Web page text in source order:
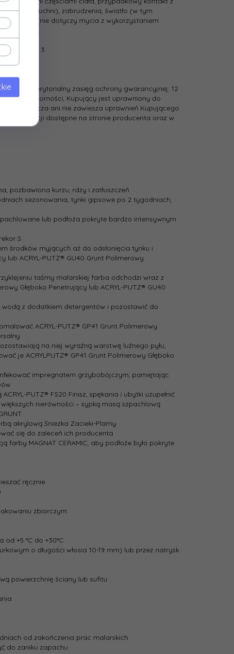
(np. w kuchni), zabrudzenia, światło (w tym
­C-­81913 (nie dotyczy mycia z wykorzystaniem
stopień 3.
trwania i terytorialny zasięg ochrony gwarancyjnej: 12
plamoodporności, Kupujący jest uprawniony do
nie ogranicza ani nie zawiesza uprawnień Kupującego
gwarancji dostępne na stronie producenta oraz w
pozbawiona kurzu, rdzy i zatłuszczeń
sezonowania, tynki gipsowe po 2 tygodniach,
lub podłoża pokryte bardzo intensywnym
S
środków myjących aż do odsłonięcia tynku i
lub ACRYL-PUTZ® GU40 Grunt Polimerowy
taśmy malarskiej farba odchodzi wraz z
Głęboko Penetrujący lub ACRYL-PUTZ® GU40
z dodatkiem detergentów i pozostawić do
ACRYL-PUTZ® GP41 Grunt Polimerowy
na niej wyraźną warstwę luźnego pyłu;
je ACRYLPUTZ® GP41 Grunt Polimerowy Głęboko
impregnatem grzybobójczym, pamiętając
PUTZ® FS20 Finisz, spękania i ubytki uzupełnić
nierówności – sypką masą szpachlową
akrylową Sniezka Zacieki-Plamy
się do zaleceń ich producenta
farby MAGNAT CERAMIC, aby podłoże było pokryte
ręcznie
zbiorczym
+5 °C do +30°C
o długości włosia 10-19 mm) lub przez natrysk
powierzchnię ściany lub sufitu
od zakończenia prac malarskich
do zaniku zapachu